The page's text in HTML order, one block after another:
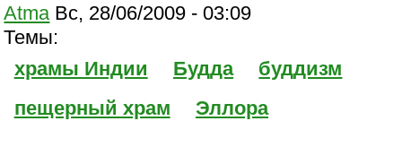
Atma Вс, 28/06/2009 - 03:09
Темы:
храмы Индии
Будда
буддизм
пещерный храм
Эллора